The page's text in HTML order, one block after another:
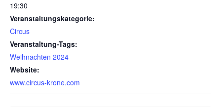
19:30
Veranstaltungskategorie:
Circus
Veranstaltung-Tags:
Weihnachten 2024
Website:
www.circus-krone.com